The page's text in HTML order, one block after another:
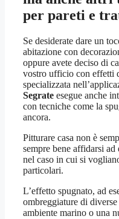
per pareti e
Se desiderate dare un
abitazione con
oppure avete deciso di
vostro ufficio con effetti
specializzata
Segrate esegue anche
con tecniche come la
ancora.
Pitturare casa non è
sempre bene affidarsi ad
nel caso in cui si
particolari.
L’effetto spugnato, ad
ombreggiature di
ambiente marino o una